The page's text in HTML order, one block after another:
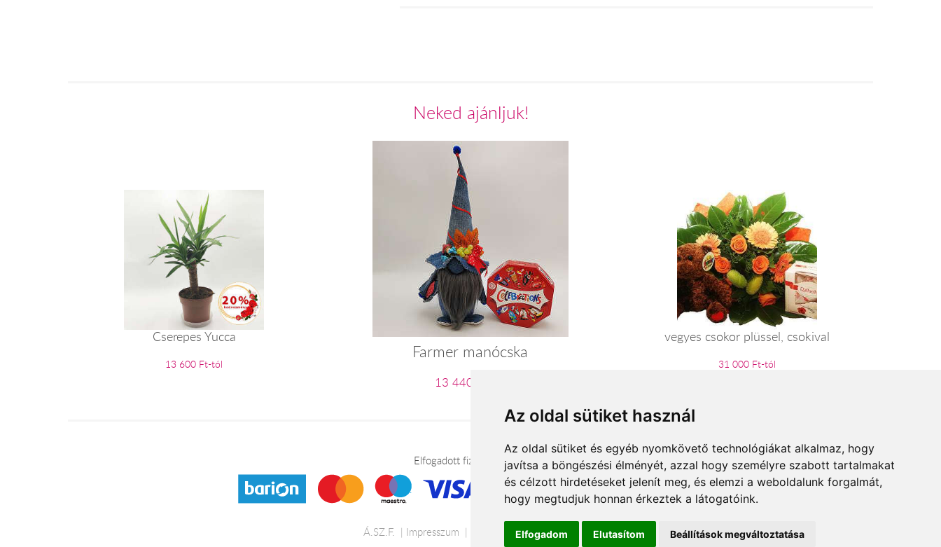
Az oldal sütiket használ
Az oldal sütiket és egyéb nyomkövető technológiákat alkalmaz, hogy
javítsa a böngészési élményét, azzal hogy személyre szabott tartalmakat
és célzott hirdetéseket jelenít meg, és elemzi a weboldalunk forgalmát,
hogy megtudjuk honnan érkeztek a látogatóink.
Elfogadom Elutasítom Beállítások megváltoztatása
Neked ajánljuk!
Cserepes Yucca
13 600 Ft-tól
Farmer manócska
13 440 Ft-tól
vegyes csokor plüssel, csokival
31 000 Ft-tól
Elfogadott fizetési módok
Á.SZ.F. Impresszum Adatkezelési tájékoztató